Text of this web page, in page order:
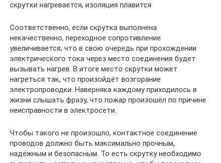
скрутки нагревается, изоляция плавится
Соответственно, если скрутка выполнена
некачественно, переходное сопротивление
увеличивается, что в свою очередь при прохождении
электрического тока через место соединения будет
вызывать нагрев. В итоге место скрутки может
нагреться так, что произойдёт возгорание
электропроводки. Наверняка каждому приходилось в
жизни слышать фразу, что пожар произошёл по причине
неисправности в электросети.
Чтобы такого не произошло, контактное соединение
проводов должно быть максимально прочным,
надёжным и безопасным. То есть скрутку необходимо